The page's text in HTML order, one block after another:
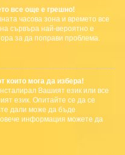
все още е грешно!
часова зона и времето все
сървъра най-вероятно е
за да поправи проблема.
които мога да избера!
Вашият език или все
език. Опитайте се да се
дали може да бъде
информация можете да